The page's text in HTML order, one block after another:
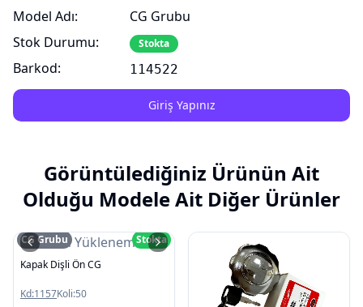
Model Adı:
Stok Durumu:
Barkod:
CG Grubu
Stokta
114522
Giriş Yapınız
Görüntülediğiniz Ürünün Ait
Olduğu Modele Ait Diğer Ürünler
Resim Yüklenemedi
CG Grubu
Stokta
Kapak Dişli Ön CG
Kd:1157Koli:50